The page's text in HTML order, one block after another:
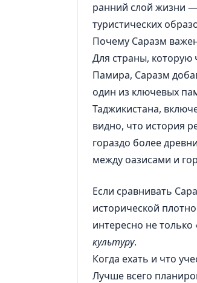
ранний слой жизни
туристических
Почему Саразм
Для страны,
Памира, Саразм
один из ключевых
Таджикистана,
видно, что история
гораздо более
между оазисами и
Если сравнивать
исторической
интересно не только
культуру.
Когда ехать и что
Лучше всего